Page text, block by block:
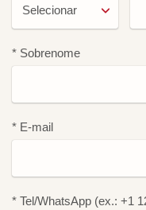
* Sobrenome
* E-mail
* Tel/WhatsApp (ex.: +1